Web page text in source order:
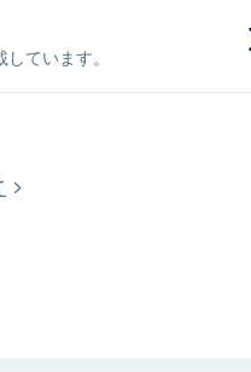
ています。